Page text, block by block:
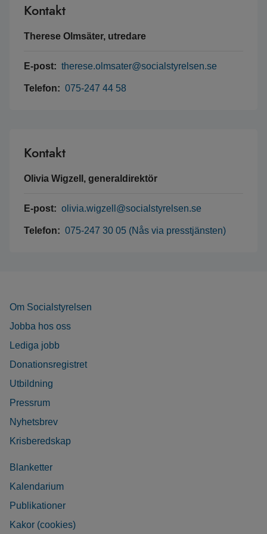
Kontakt
Therese Olmsäter, utredare
E-post: therese.olmsater@socialstyrelsen.se
Telefon: 075-247 44 58
Kontakt
Olivia Wigzell, generaldirektör
E-post: olivia.wigzell@socialstyrelsen.se
Telefon: 075-247 30 05 (Nås via presstjänsten)
Om Socialstyrelsen
Jobba hos oss
Lediga jobb
Donationsregistret
Utbildning
Pressrum
Nyhetsbrev
Krisberedskap
Blanketter
Kalendarium
Publikationer
Kakor (cookies)